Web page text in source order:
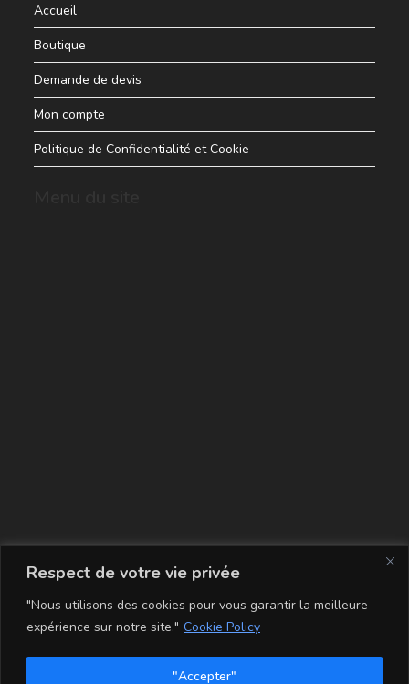
Respect de votre vie privée
"Nous utilisons des cookies pour vous garantir la meilleure
expérience sur notre site." Cookie Policy
"Accepter"
Accueil
Boutique
Demande de devis
Mon compte
Politique de Confidentialité et Cookie
La carte